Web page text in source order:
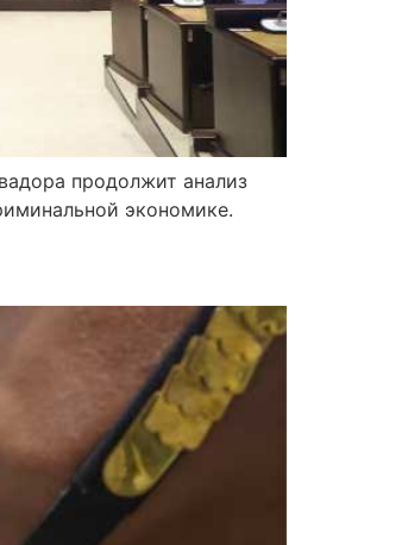
продолжит анализ
экономике.